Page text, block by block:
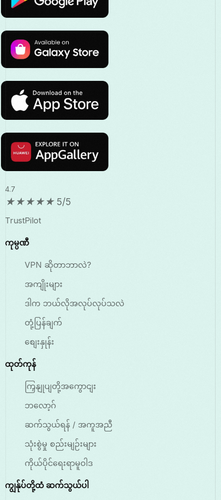
4.7
★★★★★ 5/5
TrustPilot
ကုမ္ပဏီ
VPN ဆိုတာဘာလဲ?
အကျိုးများ
ဒါက ဘယ်လိုအလုပ်လုပ်သလဲ
တုံ့ပြန်ချက်
စျေးနှုန်း
ထုတ်ကုန်
ကြှနျုပျတို့အကွောငျး
ဘလော့ဂ်
ဆက်သွယ်ရန် / အကူအညီ
သုံးစွဲမှု စည်းမျဉ်းများ
ကိုယ်ပိုင်ရေးရာမူဝါဒ
ကျွန်ုပ်တို့ထံ ဆက်သွယ်ပါ